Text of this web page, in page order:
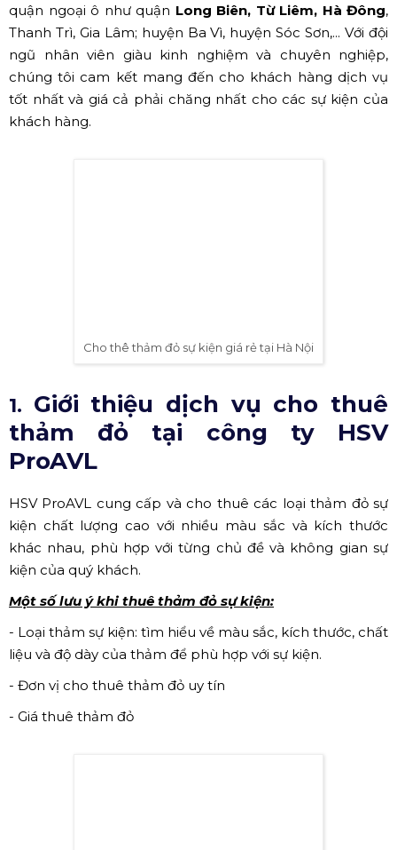
quận ngoại ô như quận Long Biên, Từ Liêm, Hà Đông,
Thanh Trì, Gia Lâm; huyện Ba Vì, huyện Sóc Sơn,... Với đội
ngũ nhân viên giàu kinh nghiệm và chuyên nghiệp,
chúng tôi cam kết mang đến cho khách hàng dịch vụ
tốt nhất và giá cả phải chăng nhất cho các sự kiện của
khách hàng.
Cho thê thảm đỏ sự kiện giá rẻ tại Hà Nội
1. Giới thiệu dịch vụ cho thuê
thảm đỏ tại công ty HSV
ProAVL
HSV ProAVL cung cấp và cho thuê các loại thảm đỏ sự